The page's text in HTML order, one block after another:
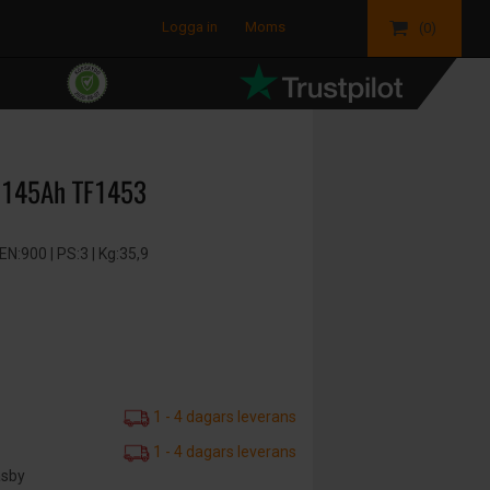
Logga in Moms (0)
TF1453
| PS:3 | Kg:35,9
1 - 4 dagars leverans
1 - 4 dagars leverans